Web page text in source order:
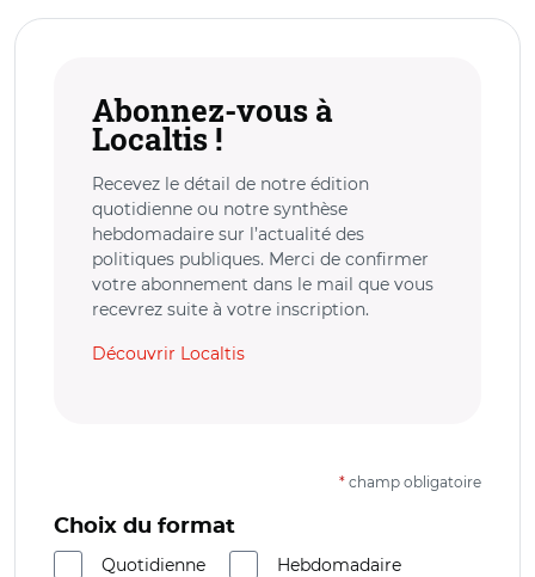
Abonnez-vous à
Localtis !
Recevez le détail de notre édition
quotidienne ou notre synthèse
hebdomadaire sur l’actualité des
politiques publiques. Merci de confirmer
votre abonnement dans le mail que vous
recevrez suite à votre inscription.
Découvrir Localtis
* champ obligatoire
Choix du format
Quotidienne
Hebdomadaire